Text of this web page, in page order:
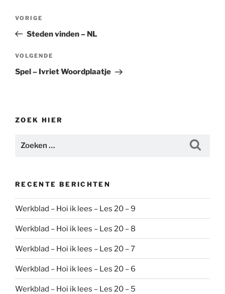
Vorig
bericht
VORIGE
Steden vinden – NL
Volgend
bericht
VOLGENDE
Spel – Ivriet Woordplaatje
ZOEK HIER
RECENTE BERICHTEN
Werkblad – Hoi ik lees – Les 20 – 9
Werkblad – Hoi ik lees – Les 20 – 8
Werkblad – Hoi ik lees – Les 20 – 7
Werkblad – Hoi ik lees – Les 20 – 6
Werkblad – Hoi ik lees – Les 20 – 5